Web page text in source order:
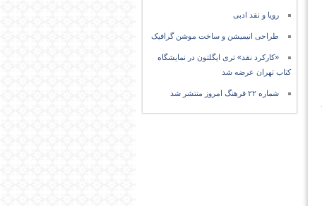
رویا و نقد ادبی
طراحی انیمیشن و ساخت موشن گرافیک
«کارکرد نقد» تری ایگلتون در نمایشگاه
کتاب تهران عرضه شد
شماره ۲۲ فرهنگ امروز منتشر شد